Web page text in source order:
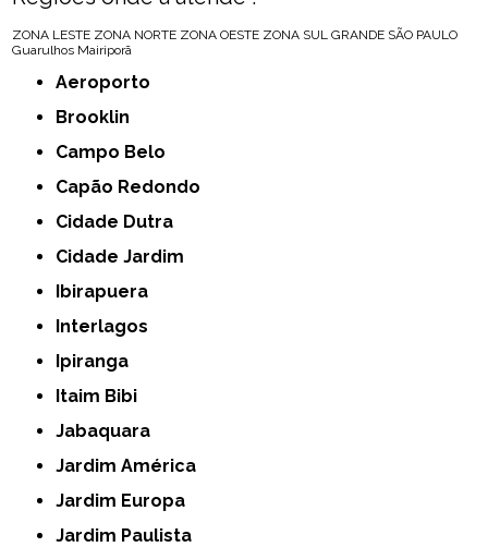
ZONA LESTE ZONA NORTE ZONA OESTE ZONA SUL GRANDE SÃO PAULO
Guarulhos Mairiporã
Aeroporto
Brooklin
Campo Belo
Capão Redondo
Cidade Dutra
Cidade Jardim
Ibirapuera
Interlagos
Ipiranga
Itaim Bibi
Jabaquara
Jardim América
Jardim Europa
Jardim Paulista